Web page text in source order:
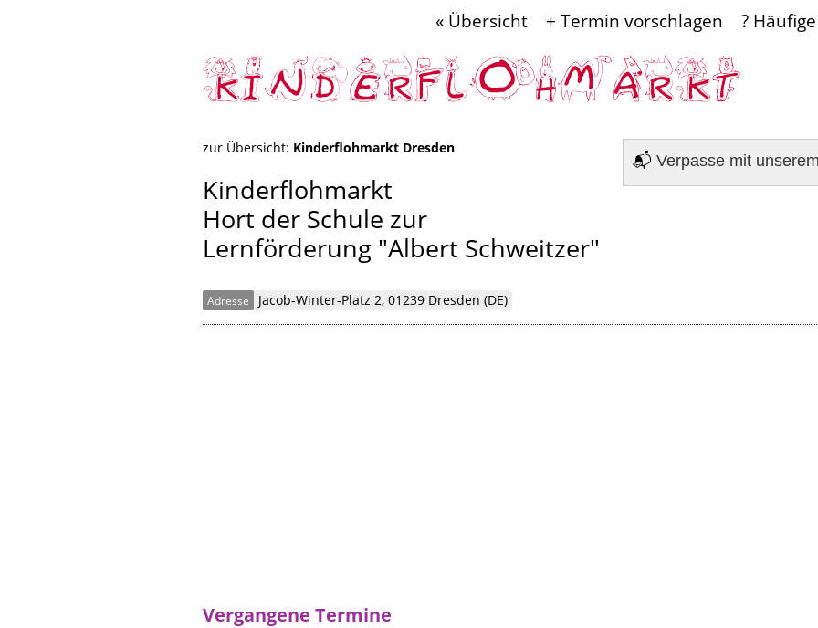
« Übersicht + Termin vorschlagen ?
📬 Verpasse mit
zur Übersicht: Kinderflohmarkt Dresden
Kinderflohmarkt
Hort der Schule zur
Lernförderung "Albert Schweitzer"
Adresse Jacob-Winter-Platz 2, 01239 Dresden (DE)
Vergangene Termine